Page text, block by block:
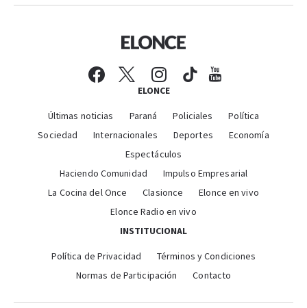
ELONCE
Últimas noticias Paraná Policiales
Política
Sociedad
Internacionales Deportes
Economía
Espectáculos
Haciendo Comunidad
Impulso Empresarial
La Cocina del Once
Clasionce
Elonce en vivo
Elonce Radio en vivo
INSTITUCIONAL
Política de Privacidad
Términos y Condiciones
Normas de Participación
Contacto